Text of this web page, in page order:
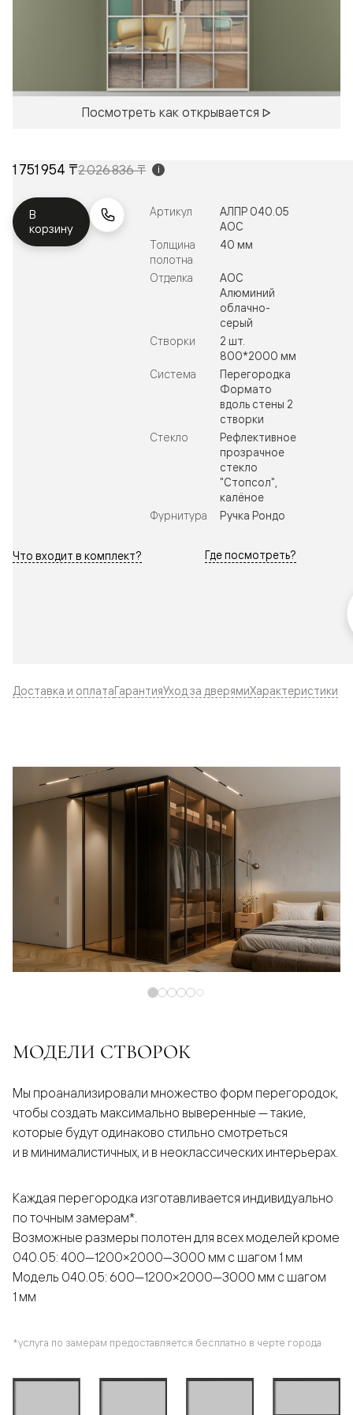
Посмотреть как открывается
1 751 954 ₸2 026 836 ₸ i
В
корзину
Артикул
АЛПР 040.05
АОС
Толщина
полотна
40 мм
Отделка
АОС
Алюминий
облачно-
серый
Створки
2 шт.
800*2000 мм
Система
Перегородка
Формато
вдоль стены 2
створки
Стекло
Рефлективное
прозрачное
стекло
"Стопсол",
калёное
Фурнитура
Ручка Рондо
Что входит в комплект? Где посмотреть?
Доставка и оплатаГарантияУход за дверямиХарактеристики
МОДЕЛИ СТВОРОК
Мы проанализировали множество форм перегородок,
чтобы создать максимально выверенные — такие,
которые будут одинаково стильно смотреться
и в минималистичных, и в неоклассических интерьерах.
Каждая перегородка изготавливается индивидуально
по точным замерам*.
Возможные размеры полотен для всех моделей кроме
040.05: 400—1200×2000—3000 мм с шагом 1 мм
Модель 040.05: 600—1200×2000—3000 мм с шагом
1 мм
*услуга по замерам предоставляется бесплатно в черте города